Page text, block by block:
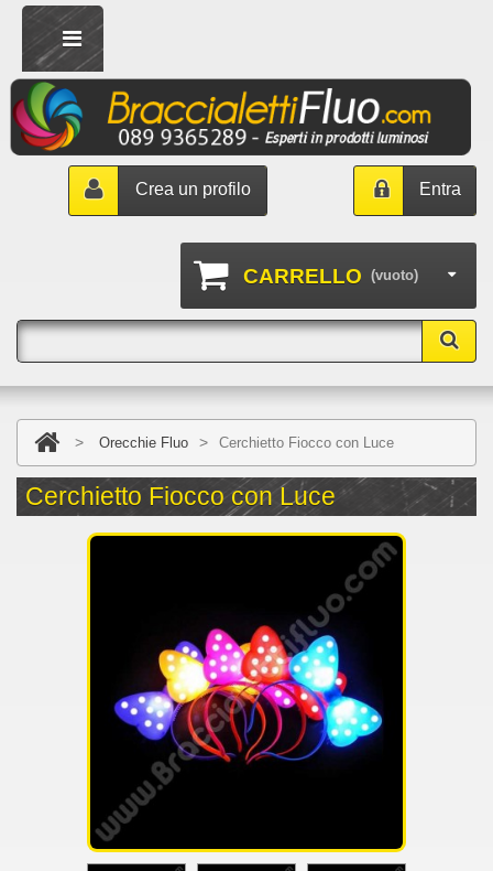
Entra
Crea un profilo
CARRELLO (vuoto)
> Orecchie Fluo > Cerchietto Fiocco con Luce
Cerchietto Fiocco con Luce